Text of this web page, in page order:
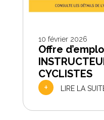
10 février 2026
Offre
CYCLISTES
+
LIRE LA